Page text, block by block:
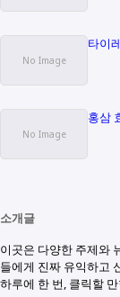
타이
홍삼
소개글
이곳은 다양한 주제와
들에게 진짜 유익하고
하루에 한 번, 클릭할